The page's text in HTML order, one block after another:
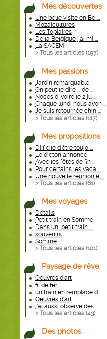
Mes découvertes
Une belle visite en Be ...
Mozaicultures
Les Topiaires
De la Belgique j'ai mi ...
La SACEM
> Tous les articles (197)
Mes passions
Jardin remarquable
On peut le dire ... de ...
Noces d'Ivoire le 2 ju ...
Chaque lundi nous avon ...
Je suis retournée chin ...
> Tous les articles (117)
Mes propositions
Difficile d'être toujo ...
Le dicton annonce
Avec les fêtes de fin ...
Pour certains les vaca ...
Une nouvelle réunion e ...
> Tous les articles (61)
Mes voyages
Details
Petit train en Somme
Dans un "petit train" ...
souvenirs
Somme
> Tous les articles (101)
Paysage de rêve
Oeuvres d'art
fil de fer
un train en remplace d ...
Oeuvres d'art
j'ai aussi observé des ...
> Tous les articles (43)
Des photos